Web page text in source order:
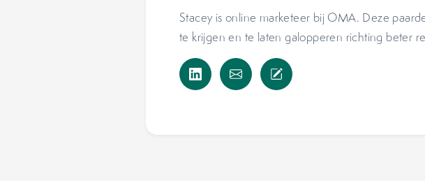
Stacey is online marketeer bij OMA. Deze
te krijgen en te laten galopperen richting beter